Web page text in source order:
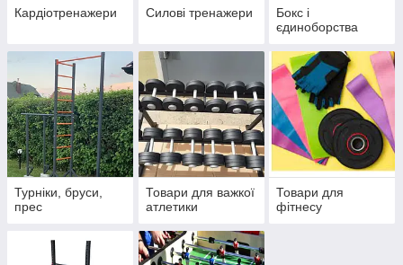
Кардіотренажери Силові тренажери
Бокс і
єдиноборства
Турніки, бруси,
прес
Товари для важкої
атлетики
Товари для
фітнесу